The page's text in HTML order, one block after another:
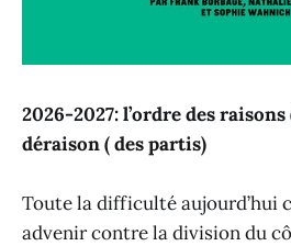
2026-2027: l’ordre des
déraison ( des partis)
Toute la difficulté aujourd’hui
advenir contre la division du